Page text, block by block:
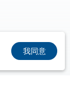
我同意